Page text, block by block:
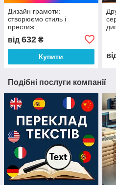
Дизайн грамоти:
створюємо стиль і
престиж
від 632 ₴
Купити
Подібні послуги компанії